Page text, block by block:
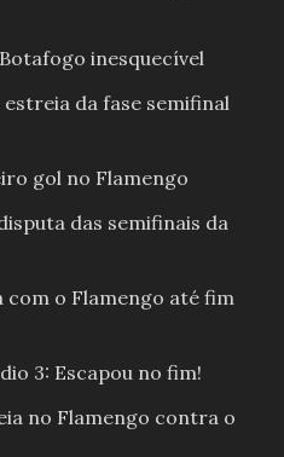
inesquecível
da fase semifinal
gol no Flamengo
das semifinais da
com o Flamengo até fim
3: Escapou no fim!
no Flamengo contra o